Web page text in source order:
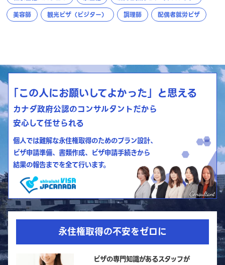
美容師
観光ビザ（ビジター） 調理師 配偶者就労ビザ
「この人にお願いしてよかった」と思える
カナダ政府公認のコンサルタントだから
安心して任せられる
個人では難解な永住権取得のためのプラン設計、
ビザ申請準備、書類作成、ビザ申請手続きから
結果の報告までを全て行います。
永住権取得の不安をゼロに
ビザの専門知識があるスタッフが